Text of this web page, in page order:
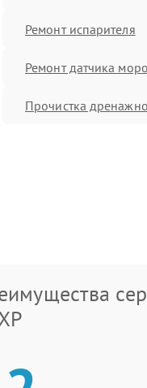
Ремонт испарителя
Ремонт датчика
Прочистка